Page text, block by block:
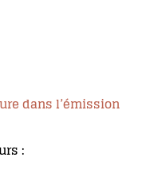
dans l’émission
: